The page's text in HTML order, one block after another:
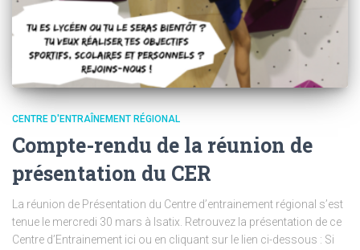
CENTRE D'ENTRAÎNEMENT RÉGIONAL
Compte-rendu de la réunion de
présentation du CER
La réunion de Présentation du Centre d’entrainement régional s’est
tenue le mercredi 30 mars à Isatix. Retrouvez la présentation de ce
Centre d’Entrainement ici ou en cliquant sur le lien ci-dessous : Si